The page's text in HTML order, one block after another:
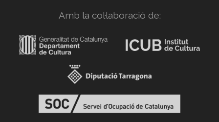
Amb la col·laboració de: